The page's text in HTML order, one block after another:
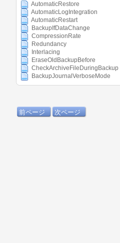
AutomaticRestore
AutomaticLogIntegration
AutomaticRestart
BackupIfDataChange
CompressionRate
Redundancy
Interlacing
EraseOldBackupBefore
CheckArchiveFileDuringBackup
BackupJournalVerboseMode
前ページ 次ページ